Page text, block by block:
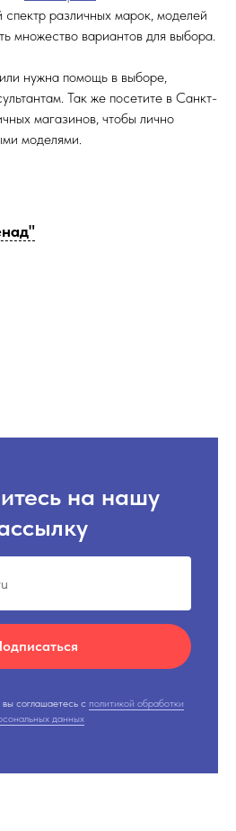
различных марок, моделей
множество вариантов для выбора.
нужна помощь в выборе,
Так же посетите в Санкт-
магазинов, чтобы лично
моделями.
на нашу
соглашаетесь с политикой обработки
данных